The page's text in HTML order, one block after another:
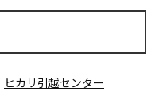
ヒカリ引越センター